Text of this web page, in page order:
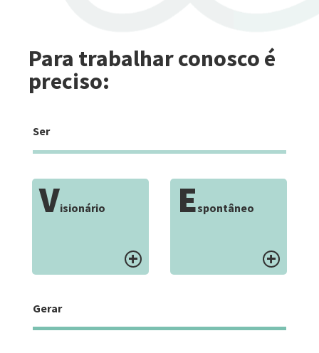
Para trabalhar conosco é
preciso:
Ser
Visionário Espontâneo
Gerar